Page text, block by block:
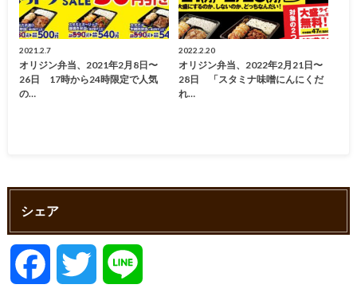
2021.2.7
オリジン弁当、2021年2月8日〜
26日 17時から24時限定で人気
の…
2022.2.20
オリジン弁当、2022年2月21日〜
28日 「スタミナ味噌にんにくだ
れ…
シェア